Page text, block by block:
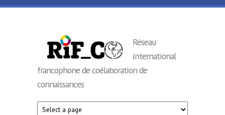
Aller au contenu principal
RIF_CO
Réseau
international
francophone de coélaboration de
connaissances